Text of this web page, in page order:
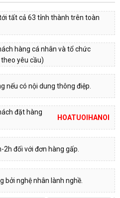
tất cả 63 tỉnh thành trên toàn
hàng cá nhân và tổ chức
yêu cầu)
nếu có nội dung thông điệp.
đặt hàng
HOATUOIHANOI
đối với đơn hàng gấp.
bởi nghệ nhân lành nghề.